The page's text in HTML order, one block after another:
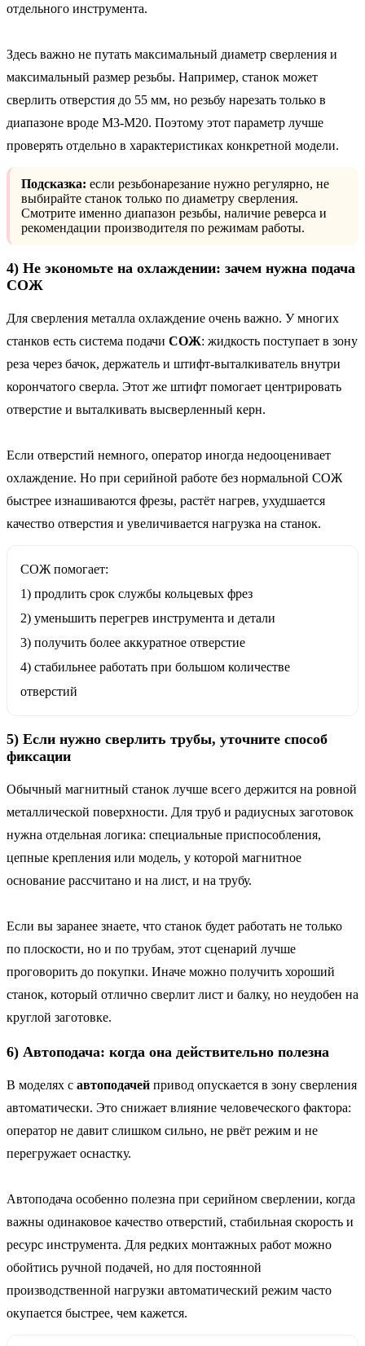
отдельного инструмента.
Здесь важно не путать максимальный диаметр сверления и
максимальный размер резьбы. Например, станок может
сверлить отверстия до 55 мм, но резьбу нарезать только в
диапазоне вроде М3-М20. Поэтому этот параметр лучше
проверять отдельно в характеристиках конкретной модели.
Подсказка: если резьбонарезание нужно регулярно, не
выбирайте станок только по диаметру сверления.
Смотрите именно диапазон резьбы, наличие реверса и
рекомендации производителя по режимам работы.
4) Не экономьте на охлаждении: зачем нужна подача
СОЖ
Для сверления металла охлаждение очень важно. У многих
станков есть система подачи СОЖ: жидкость поступает в зону
реза через бачок, держатель и штифт-выталкиватель внутри
корончатого сверла. Этот же штифт помогает центрировать
отверстие и выталкивать высверленный керн.
Если отверстий немного, оператор иногда недооценивает
охлаждение. Но при серийной работе без нормальной СОЖ
быстрее изнашиваются фрезы, растёт нагрев, ухудшается
качество отверстия и увеличивается нагрузка на станок.
СОЖ помогает:
1) продлить срок службы кольцевых фрез
2) уменьшить перегрев инструмента и детали
3) получить более аккуратное отверстие
4) стабильнее работать при большом количестве
отверстий
5) Если нужно сверлить трубы, уточните способ
фиксации
Обычный магнитный станок лучше всего держится на ровной
металлической поверхности. Для труб и радиусных заготовок
нужна отдельная логика: специальные приспособления,
цепные крепления или модель, у которой магнитное
основание рассчитано и на лист, и на трубу.
Если вы заранее знаете, что станок будет работать не только
по плоскости, но и по трубам, этот сценарий лучше
проговорить до покупки. Иначе можно получить хороший
станок, который отлично сверлит лист и балку, но неудобен на
круглой заготовке.
6) Автоподача: когда она действительно полезна
В моделях с автоподачей привод опускается в зону сверления
автоматически. Это снижает влияние человеческого фактора:
оператор не давит слишком сильно, не рвёт режим и не
перегружает оснастку.
Автоподача особенно полезна при серийном сверлении, когда
важны одинаковое качество отверстий, стабильная скорость и
ресурс инструмента. Для редких монтажных работ можно
обойтись ручной подачей, но для постоянной
производственной нагрузки автоматический режим часто
окупается быстрее, чем кажется.